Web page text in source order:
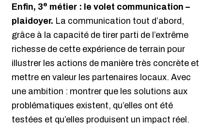
Enfin, 3e métier : le volet communication –
plaidoyer. La communication tout d’abord,
grâce à la capacité de tirer parti de l’extrême
richesse de cette expérience de terrain pour
illustrer les actions de manière très concrète et
mettre en valeur les partenaires locaux. Avec
une ambition : montrer que les solutions aux
problématiques existent, qu’elles ont été
testées et qu’elles produisent un impact réel.